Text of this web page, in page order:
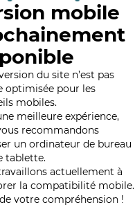
mobile
du site n’est pas
optimisée pour les
mobiles.
meilleure expérience,
recommandons
un ordinateur de bureau
tablette.
actuellement à
la compatibilité mobile.
votre compréhension !